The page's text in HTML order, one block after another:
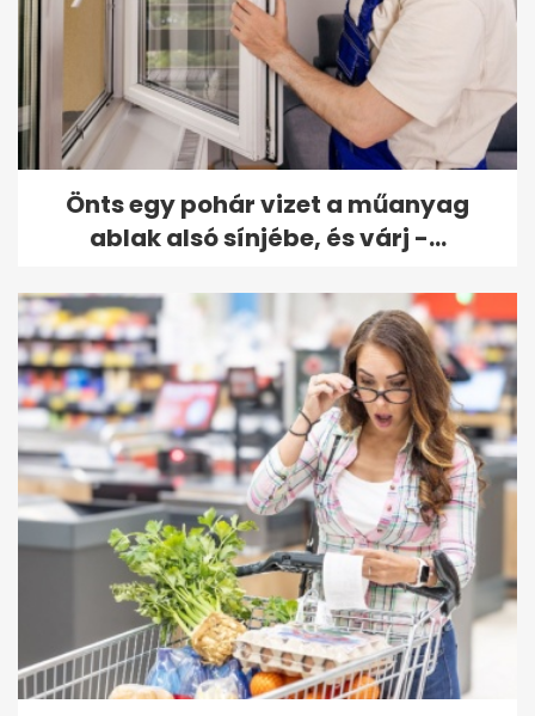
Önts egy pohár vizet a műanyag
ablak alsó sínjébe, és várj -...